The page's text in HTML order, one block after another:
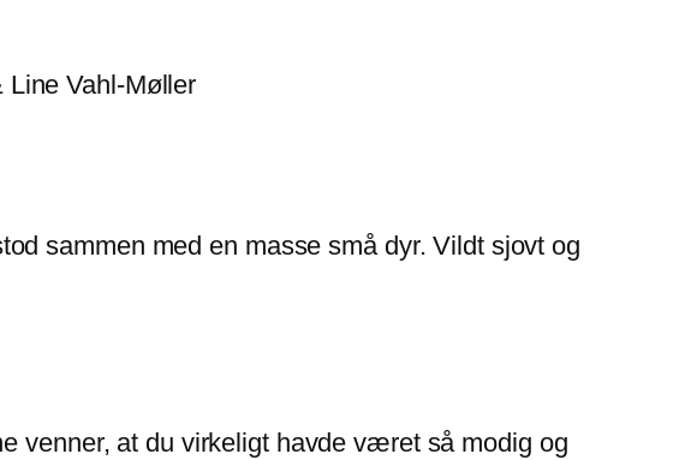
Line Vahl-Møller
sammen med en masse små dyr. Vildt sjovt og
venner, at du virkeligt havde været så modig og